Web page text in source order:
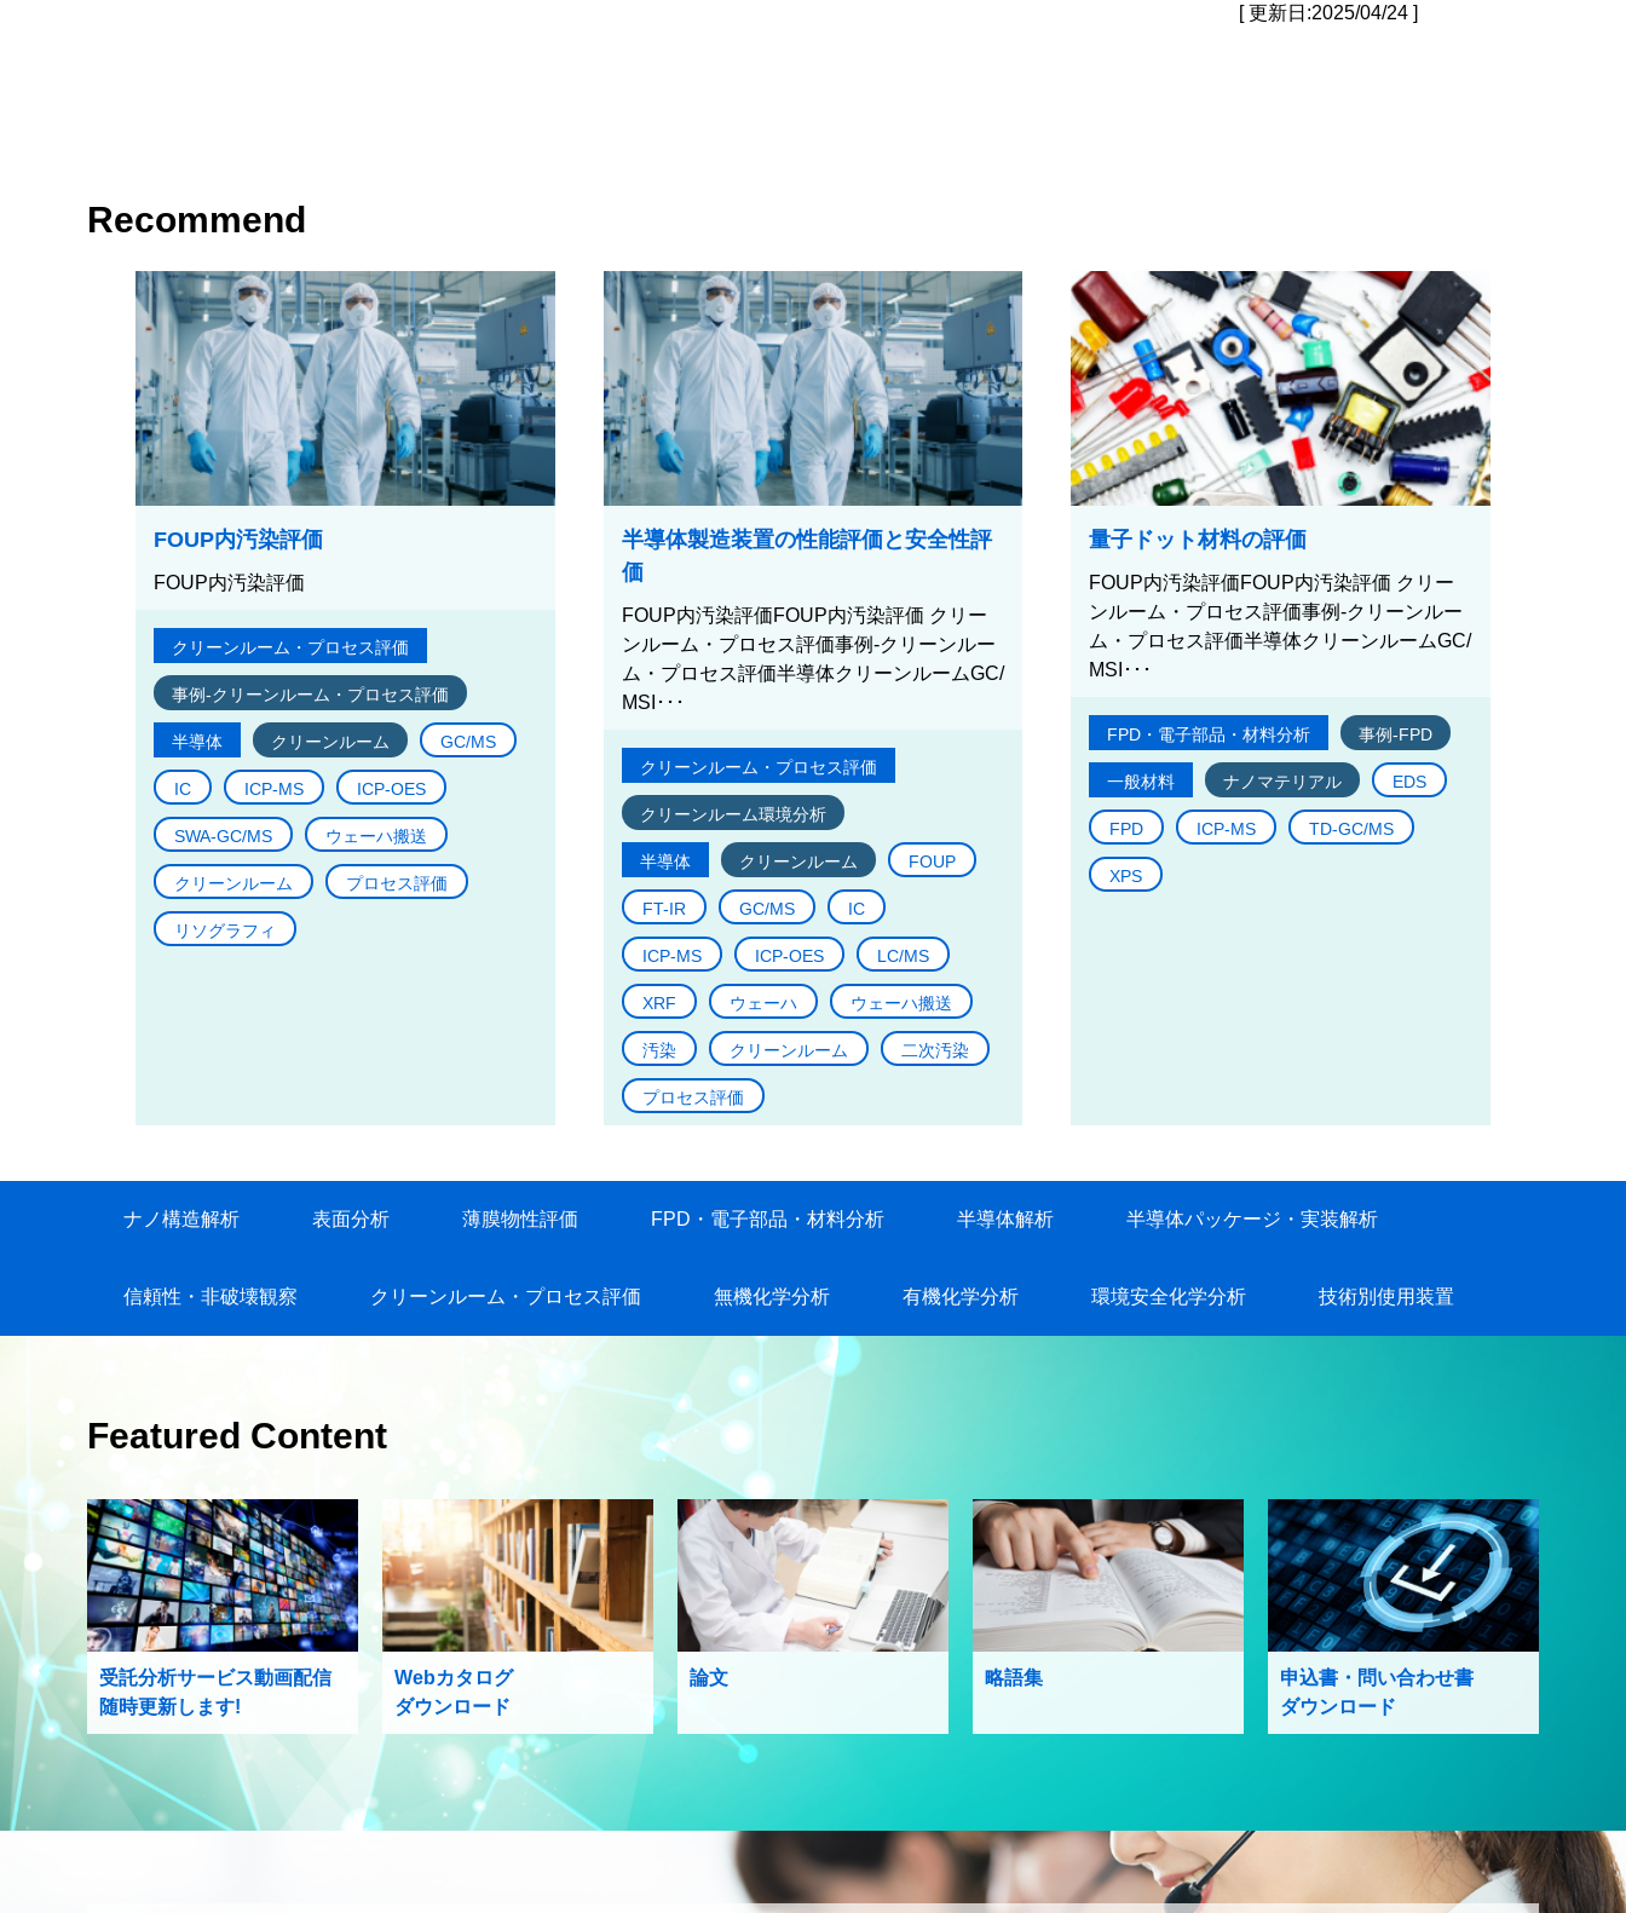
[ 更新日:2025/04/24 ]
Recommend
FOUP内汚染評価
FOUP内汚染評価
クリーンルーム・プロセス評価
事例-クリーンルーム・プロセス評価
半導体 クリーンルーム GC/MS
IC ICP-MS ICP-OES
SWA-GC/MS ウェーハ搬送
クリーンルーム プロセス評価
リソグラフィ
半導体製造装置の性能評価と安全性評
価
FOUP内汚染評価FOUP内汚染評価 クリー
ンルーム・プロセス評価事例-クリーンルー
ム・プロセス評価半導体クリーンルームGC/
MSI･･･
クリーンルーム・プロセス評価
クリーンルーム環境分析
半導体 クリーンルーム FOUP
FT-IR GC/MS IC
ICP-MS ICP-OES LC/MS
XRF ウェーハ ウェーハ搬送
汚染 クリーンルーム 二次汚染
プロセス評価
量子ドット材料の評価
FOUP内汚染評価FOUP内汚染評価 クリー
ンルーム・プロセス評価事例-クリーンルー
ム・プロセス評価半導体クリーンルームGC/
MSI･･･
FPD・電子部品・材料分析 事例-FPD
一般材料 ナノマテリアル EDS
FPD ICP-MS TD-GC/MS
XPS
ナノ構造解析 表面分析 薄膜物性評価 FPD・電子部品・材料分析 半導体解析 半導体パッケージ・実装解析
信頼性・非破壊観察 クリーンルーム・プロセス評価 無機化学分析 有機化学分析 環境安全化学分析 技術別使用装置
Featured Content
受託分析サービス動画配信
随時更新します!
Webカタログ
ダウンロード
論文 略語集
申込書・問い合わせ書
ダウンロード